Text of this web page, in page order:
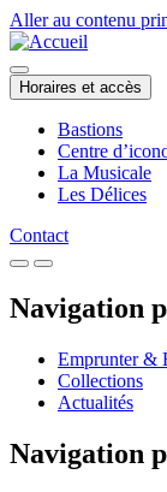
Aller au contenu
Horaires et accès
Bastions
Centre
La Musicale
Les Délices
Contact
Navigation
Emprunter &
Collections
Actualités
Navigation